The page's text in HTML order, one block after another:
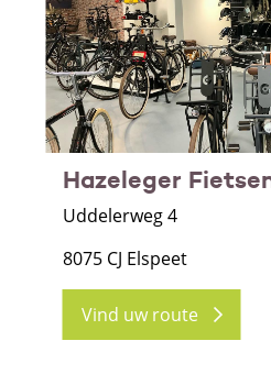
Hazeleger
Uddelerweg 4
8075 CJ Elspeet
Vind uw route